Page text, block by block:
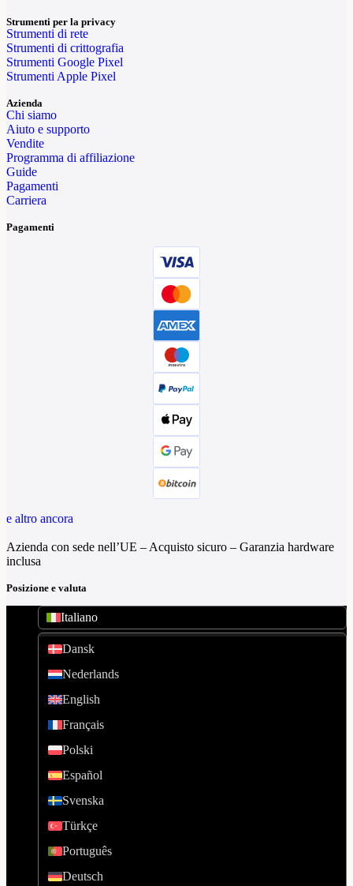
Strumenti per la privacy
Strumenti di rete
Strumenti di crittografia
Strumenti Google Pixel
Strumenti Apple Pixel
Azienda
Chi siamo
Aiuto e supporto
Vendite
Programma di affiliazione
Guide
Pagamenti
Carriera
Pagamenti
e altro ancora
Azienda con sede nell’UE – Acquisto sicuro – Garanzia hardware
inclusa
Posizione e valuta
Italiano
Dansk
Nederlands
English
Français
Polski
Español
Svenska
Türkçe
Português
Deutsch